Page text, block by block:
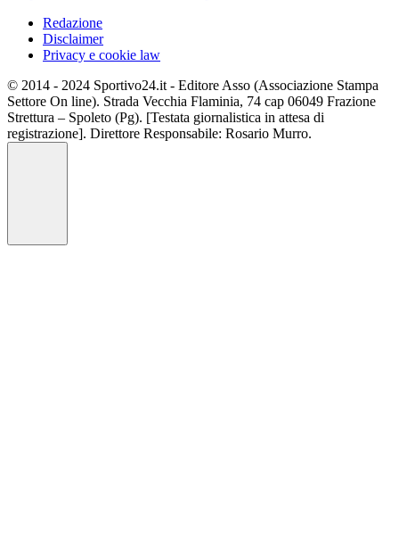
Redazione
Disclaimer
Privacy e cookie law
© 2014 - 2024 Sportivo24.it - Editore Asso (Associazione Stampa
Settore On line). Strada Vecchia Flaminia, 74 cap 06049 Frazione
Strettura – Spoleto (Pg). [Testata giornalistica in attesa di
registrazione]. Direttore Responsabile: Rosario Murro.